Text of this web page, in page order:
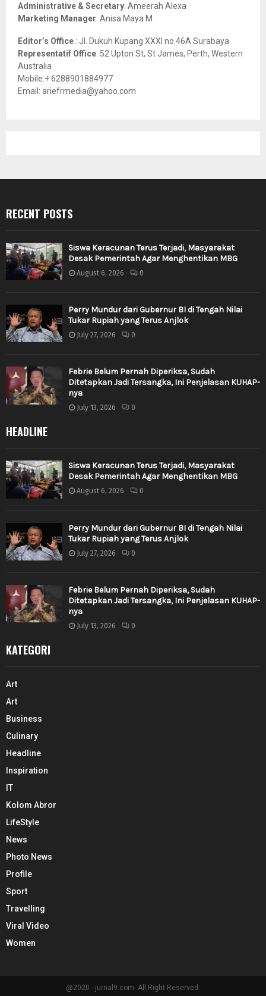
Administrative & Secretary: Ameerah Alexa
Marketing Manager: Anisa Maya M
Editor’s Office : Jl. Dukuh Kupang XXXI no.46A Surabaya
Representatif Office: 52 Upton St, St James, Perth, Western
Australia
Mobile:+ 6288901884977
Email: ariefrmedia@yahoo.com
RECENT POSTS
Siswa Keracunan Terus Terjadi, Masyarakat
Desak Pemerintah Agar Menghentikan MBG
August 6, 2026 0
Perry Mundur dari Gubernur BI di Tengah Nilai
Tukar Rupiah yang Terus Anjlok
July 27, 2026 0
Febrie Belum Pernah Diperiksa, Sudah
Ditetapkan Jadi Tersangka, Ini Penjelasan KUHAP-
nya
July 13, 2026 0
HEADLINE
Siswa Keracunan Terus Terjadi, Masyarakat
Desak Pemerintah Agar Menghentikan MBG
August 6, 2026 0
Perry Mundur dari Gubernur BI di Tengah Nilai
Tukar Rupiah yang Terus Anjlok
July 27, 2026 0
Febrie Belum Pernah Diperiksa, Sudah
Ditetapkan Jadi Tersangka, Ini Penjelasan KUHAP-
nya
July 13, 2026 0
KATEGORI
Art
Art
Business
Culinary
Headline
Inspiration
IT
Kolom Abror
LifeStyle
News
Photo News
Profile
Sport
Travelling
Viral Video
Women
@2020 - jurnal9.com. All Right Reserved.